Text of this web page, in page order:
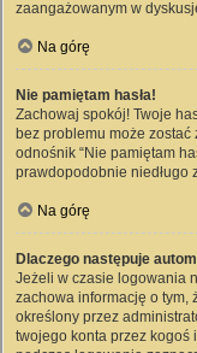
zaangażowanym w
Na górę
Nie pamiętam hasła!
Zachowaj spokój! Twoje
bez problemu może
odnośnik “Nie pamiętam
prawdopodobnie niedługo
Na górę
Dlaczego następuje
Jeżeli w czasie logowania
zachowa informację o tym,
określony przez
twojego konta przez kogoś